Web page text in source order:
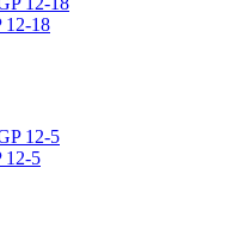
12-18
12-5